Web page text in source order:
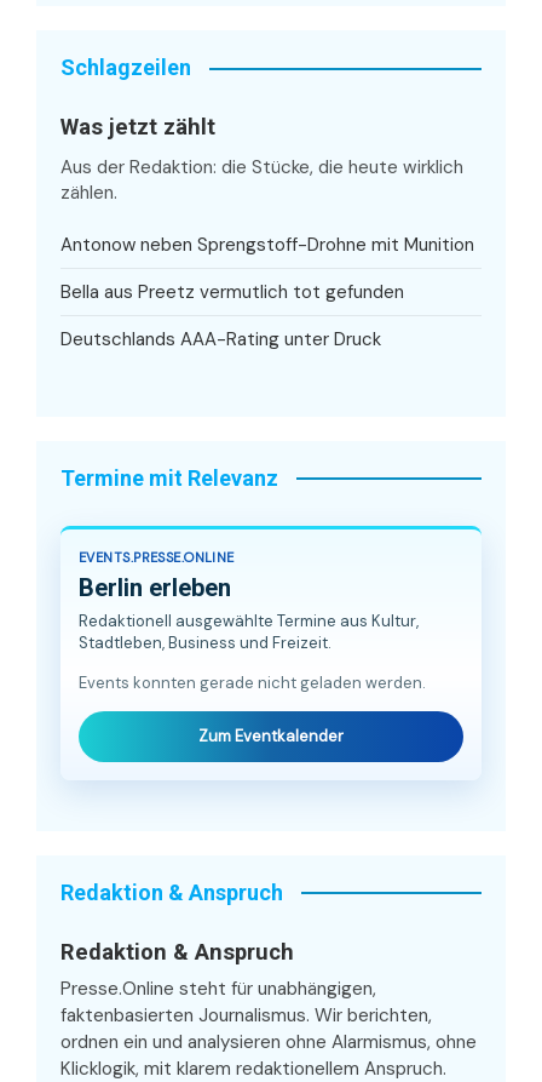
Schlagzeilen
Was jetzt zählt
Aus der Redaktion: die Stücke, die heute wirklich
zählen.
Antonow neben Sprengstoff-Drohne mit Munition
Bella aus Preetz vermutlich tot gefunden
Deutschlands AAA-Rating unter Druck
Termine mit Relevanz
EVENTS.PRESSE.ONLINE
Berlin erleben
Redaktionell ausgewählte Termine aus Kultur,
Stadtleben, Business und Freizeit.
Events konnten gerade nicht geladen werden.
Zum Eventkalender
Redaktion & Anspruch
Redaktion & Anspruch
Presse.Online steht für unabhängigen,
faktenbasierten Journalismus. Wir berichten,
ordnen ein und analysieren ohne Alarmismus, ohne
Klicklogik, mit klarem redaktionellem Anspruch.